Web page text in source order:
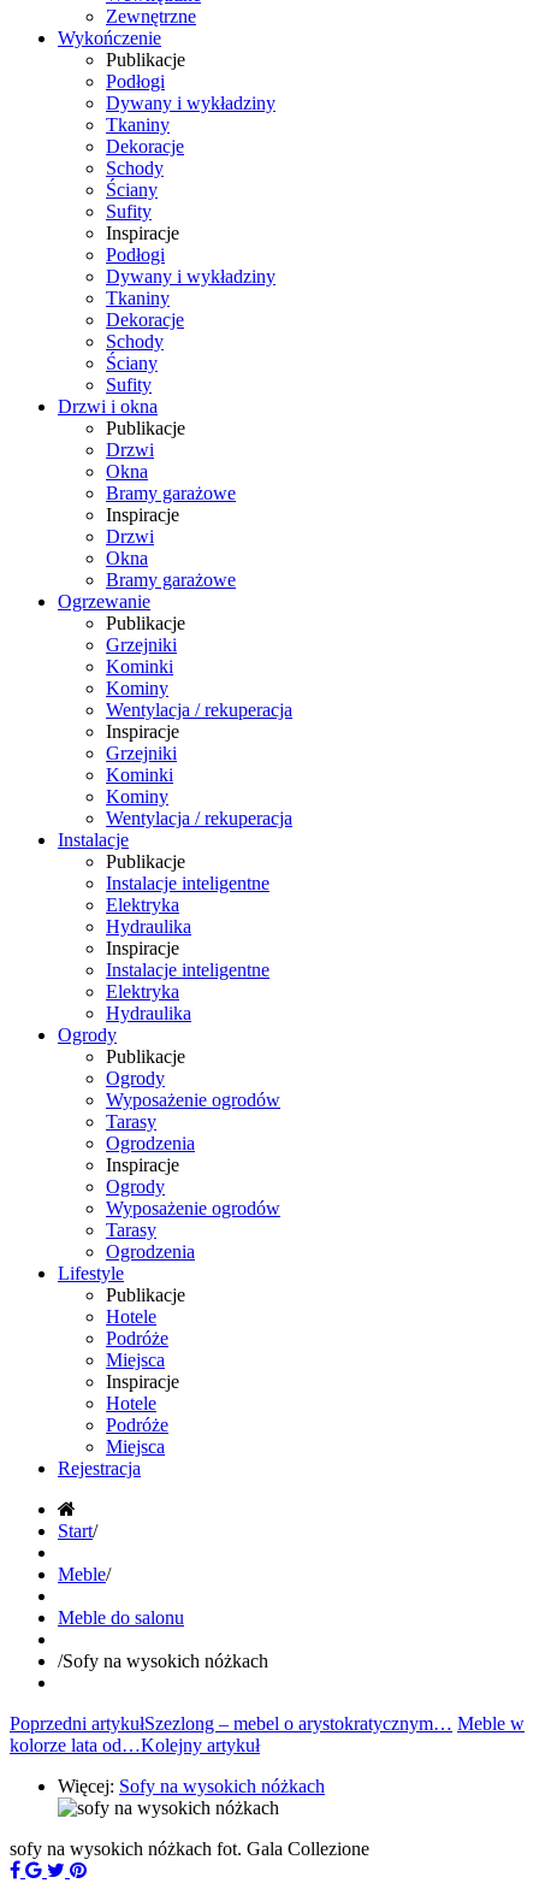
Zewnętrzne
Wykończenie
Publikacje
Podłogi
Dywany i wykładziny
Tkaniny
Dekoracje
Schody
Ściany
Sufity
Inspiracje
Podłogi
Dywany i wykładziny
Tkaniny
Dekoracje
Schody
Ściany
Sufity
Drzwi i okna
Publikacje
Drzwi
Okna
Bramy garażowe
Inspiracje
Drzwi
Okna
Bramy garażowe
Ogrzewanie
Publikacje
Grzejniki
Kominki
Kominy
Wentylacja / rekuperacja
Inspiracje
Grzejniki
Kominki
Kominy
Wentylacja / rekuperacja
Instalacje
Publikacje
Instalacje inteligentne
Elektryka
Hydraulika
Inspiracje
Instalacje inteligentne
Elektryka
Hydraulika
Ogrody
Publikacje
Ogrody
Wyposażenie ogrodów
Tarasy
Ogrodzenia
Inspiracje
Ogrody
Wyposażenie ogrodów
Tarasy
Ogrodzenia
Lifestyle
Publikacje
Hotele
Podróże
Miejsca
Inspiracje
Hotele
Podróże
Miejsca
Rejestracja
Start/
Meble/
Meble do salonu
/Sofy na wysokich nóżkach
Poprzedni artykułSzezlong – mebel o arystokratycznym… Meble w
kolorze lata od…Kolejny artykuł
Więcej: Sofy na wysokich nóżkach
sofy na wysokich nóżkach fot. Gala Collezione